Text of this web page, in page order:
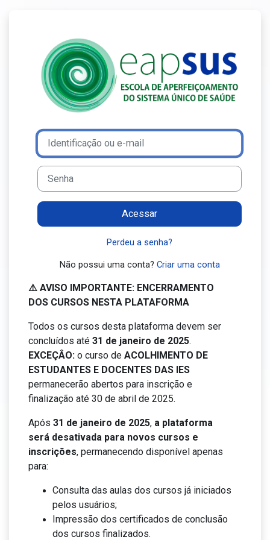
Avançar para criar nova conta
Identificação ou e-mail
Senha
Acessar
Perdeu a senha?
Não possui uma conta? Criar uma conta
⚠️ AVISO IMPORTANTE: ENCERRAMENTO
DOS CURSOS NESTA PLATAFORMA
Todos os cursos desta plataforma devem ser
concluídos até 31 de janeiro de 2025.
EXCEÇÂO: o curso de ACOLHIMENTO DE
ESTUDANTES E DOCENTES DAS IES
permanecerão abertos para inscrição e
finalização até 30 de abril de 2025.
Após 31 de janeiro de 2025, a plataforma
será desativada para novos cursos e
inscrições, permanecendo disponível apenas
para:
Consulta das aulas dos cursos já iniciados
pelos usuários;
Impressão dos certificados de conclusão
dos cursos finalizados.